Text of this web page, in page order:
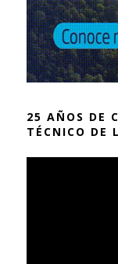
25 AÑOS DE
TÉCNICO DE